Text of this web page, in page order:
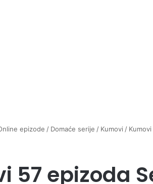
epizode / Domaće serije / Kumovi /
57 epizoda